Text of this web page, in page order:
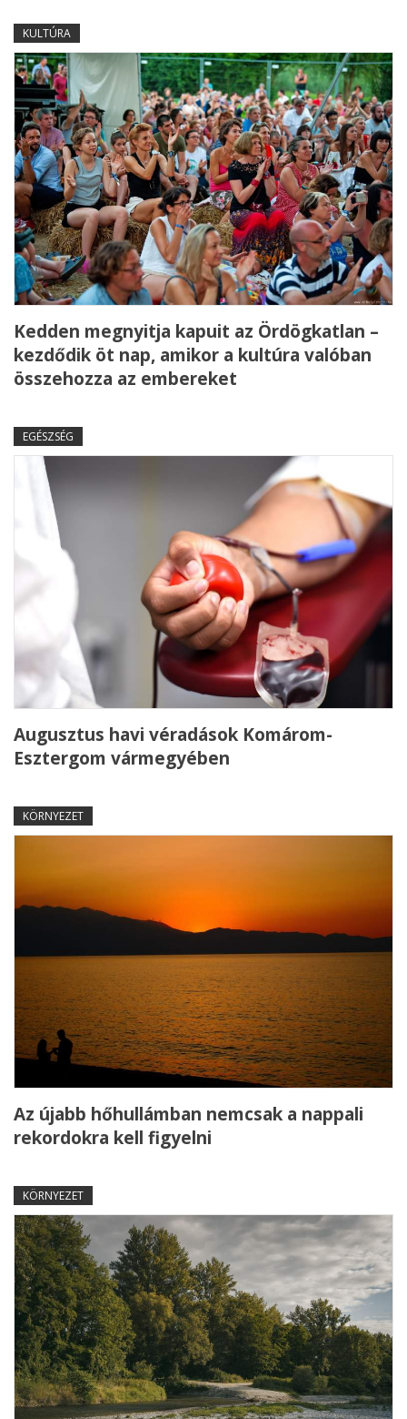
KULTÚRA
Kedden megnyitja kapuit az Ördögkatlan –
kezdődik öt nap, amikor a kultúra valóban
összehozza az embereket
EGÉSZSÉG
Augusztus havi véradások Komárom-
Esztergom vármegyében
KÖRNYEZET
Az újabb hőhullámban nemcsak a nappali
rekordokra kell figyelni
KÖRNYEZET